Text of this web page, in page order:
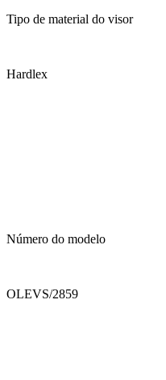
Tipo de material do visor
Hardlex
Número do modelo
OLEVS/2859